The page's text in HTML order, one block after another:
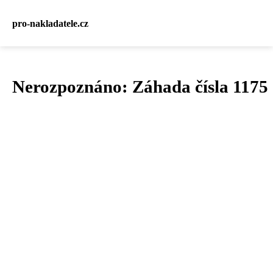
pro-nakladatele.cz
Nerozpoznáno: Záhada čísla 1175